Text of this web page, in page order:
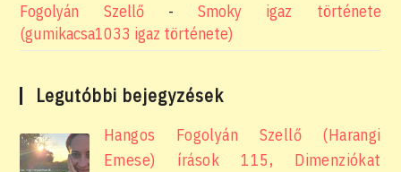
Fogolyán Szellő-Smoky igaz története
(gumikacsa1033 igaz története)
Legutóbbi bejegyzések
Hangos Fogolyán Szellő (Harangi
Emese) írások 115, Dimenziókat